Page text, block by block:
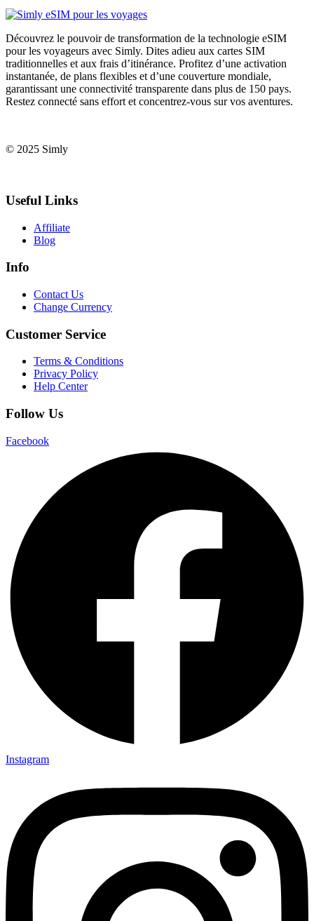
Découvrez le pouvoir de transformation de la technologie eSIM
pour les voyageurs avec Simly. Dites adieu aux cartes SIM
traditionnelles et aux frais d’itinérance. Profitez d’une activation
instantanée, de plans flexibles et d’une couverture mondiale,
garantissant une connectivité transparente dans plus de 150 pays.
Restez connecté sans effort et concentrez-vous sur vos aventures.
© 2025 Simly
Useful Links
Affiliate
Blog
Info
Contact Us
Change Currency
Customer Service
Terms & Conditions
Privacy Policy
Help Center
Follow Us
Facebook
Instagram